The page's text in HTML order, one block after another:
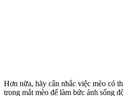
Hơn nữa, hãy cân nhắc việc mèo có
trong mắt mèo để làm bức ảnh sống